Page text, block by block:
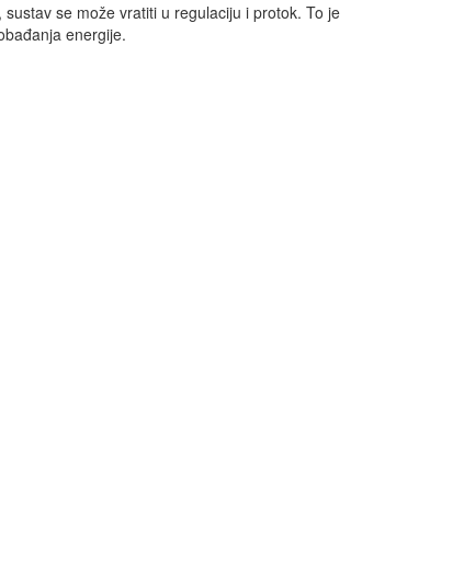
se može vratiti u regulaciju i protok. To je
energije.